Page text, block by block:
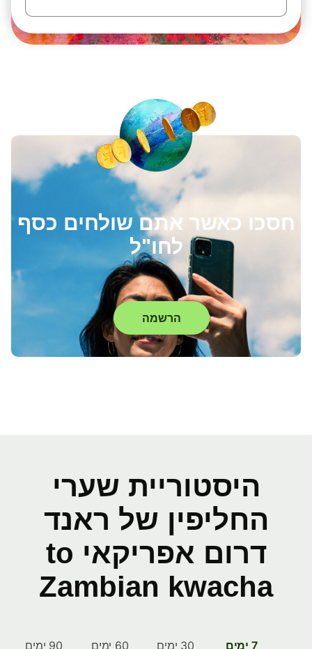
חסכו כאשר אתם שולחים כסף
לחו"ל
הרשמה
היסטוריית שערי
החליפין של ראנד
דרום אפריקאי to
Zambian kwacha
7 ימים 30 ימים 60 ימים 90 ימים